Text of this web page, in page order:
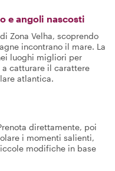
e angoli nascosti
Zona Velha, scoprendo
incontrano il mare. La
luoghi migliori per
catturare il carattere
atlantica.
direttamente, poi
i momenti salienti,
modifiche in base